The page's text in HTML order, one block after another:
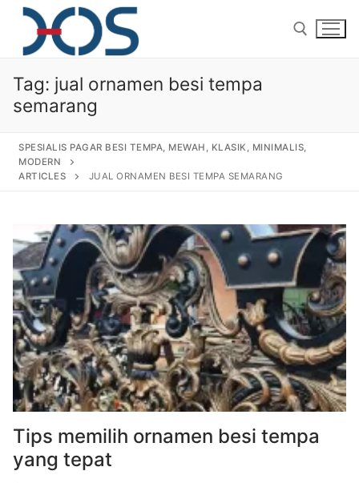
About Us
Products
Pagar Besi Tempa Klasik
Railing Tangga Besi Tempa
Railing Balkon Besi Tempa Klasik
Kursi Taman Besi Tempa
Ornamen Besi Tempa Murah Jakarta
Ranjang Besi Tempa Klasik
Gallery
Gallery Gambar Pagar Besi Tempa Mewah
Gallery Kursi Taman & Kursi Teras Besi Tempa
Gallery Railing Tangga Besi Tempa Klasik Mewah
Gallery Ranjang Besi Tempa Antik Mewah
Articles
Projects
Contact Us
Tag: jual ornamen besi tempa
semarang
SPESIALIS PAGAR BESI TEMPA, MEWAH, KLASIK, MINIMALIS,
MODERN
ARTICLES
JUAL ORNAMEN BESI TEMPA SEMARANG
Tips memilih ornamen besi tempa
yang tepat